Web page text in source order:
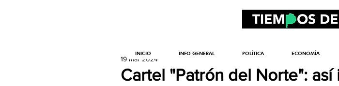
Cartel "Patrón del Norte": así
19 mar 2024
INICIO INFO GENERAL POLÍTICA ECONOMÍA